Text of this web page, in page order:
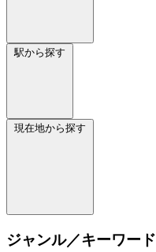
駅から探す
現在地から探す
ジャンル／キーワード